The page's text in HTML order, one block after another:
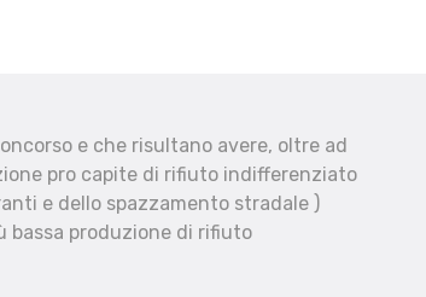
e che risultano avere, oltre ad
pro capite di rifiuto indifferenziato
e dello spazzamento stradale )
bassa produzione di rifiuto